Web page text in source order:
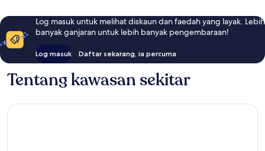
Log masuk untuk melihat diskaun dan faedah yang layak. Lebih
banyak ganjaran untuk lebih banyak pengembaraan!
Log masuk Daftar sekarang, ia percuma
Tentang kawasan sekitar